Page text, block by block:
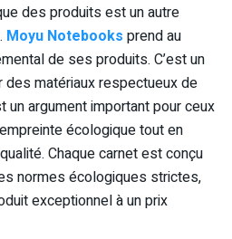
des produits est un autre
Moyu Notebooks prend au
de ses produits. C’est un
des matériaux respectueux de
un argument important pour ceux
écologique tout en
Chaque carnet est conçu
normes écologiques strictes,
exceptionnel à un prix